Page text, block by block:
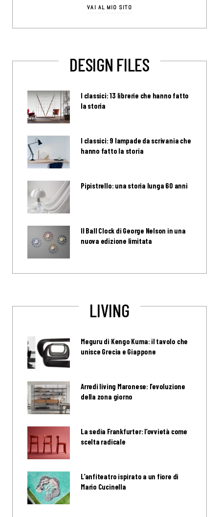
VAI AL MIO SITO
DESIGN FILES
I classici: 13 librerie che hanno fatto
la storia
I classici: 9 lampade da scrivania che
hanno fatto la storia
Pipistrello: una storia lunga 60 anni
Il Ball Clock di George Nelson in una
nuova edizione limitata
LIVING
Meguru di Kengo Kuma: il tavolo che
unisce Grecia e Giappone
Arredi living Maronese: l’evoluzione
della zona giorno
La sedia Frankfurter: l’ovvietà come
scelta radicale
L’anfiteatro ispirato a un fiore di
Mario Cucinella